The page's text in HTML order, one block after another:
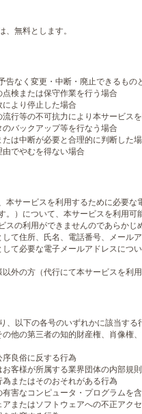
、無料とします。
告なく変更・中断・廃止できるも
点検または保守作業を行う場合
により停止した場合
流行等の不可抗力により本サービス
のバックアップ等を行なう場合
は中断が必要と合理的に判断した
由でやむを得ない場合
本サービスを利用するために必要
。）について、本サービスを利用
の利用ができませんのであらかじ
して住所、氏名、電話番号、メー
して必要な電子メールアドレスに
以外の方（代行にて本サービスを
、以下の各号のいずれかに該当する
の他の第三者の知的財産権、肖像
序良俗に反する行為
お客様が所属する業界団体の内部規
為またはそのおそれがある行為
有害なコンピュータ・プログラムを
アまたはソフトウェアへの不正ア